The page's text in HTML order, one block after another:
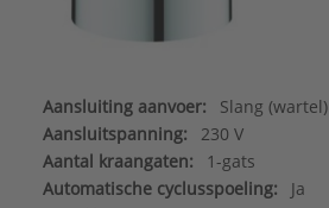
Aansluiting aanvoer:
Slang (wartel)
Aansluitspanning:
230 V
Aantal kraangaten:
1-gats
Automatische cyclusspoeling:
Ja